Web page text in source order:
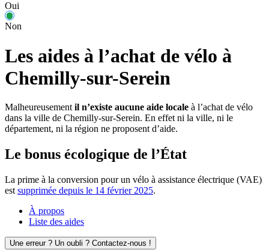
Oui
Non
Les aides à l’achat de vélo à
Chemilly-sur-Serein
Malheureusement il n’existe aucune aide locale à l’achat de vélo
dans la ville de Chemilly-sur-Serein. En effet ni la ville, ni le
département, ni la région ne proposent d’aide.
Le bonus écologique de l’État
La prime à la conversion pour un vélo à assistance électrique (VAE)
est supprimée depuis le 14 février 2025.
À propos
Liste des aides
Une erreur ? Un oubli ? Contactez-nous !